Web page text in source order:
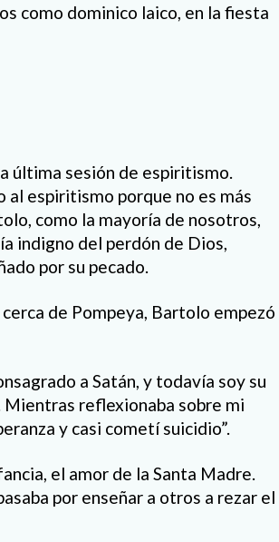
como dominico laico, en la fiesta
última sesión de espiritismo.
al espiritismo porque no es más
como la mayoría de nosotros,
indigno del perdón de Dios,
por su pecado.
de Pompeya, Bartolo empezó
a Satán, y todavía soy su
reflexionaba sobre mi
y casi cometí suicidio”.
el amor de la Santa Madre.
por enseñar a otros a rezar el